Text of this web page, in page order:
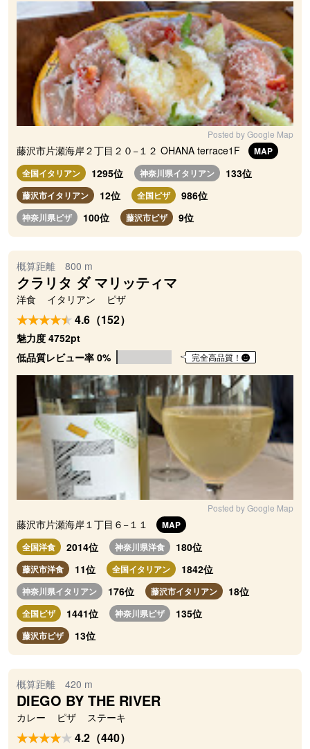
Posted by Google Map
藤沢市片瀬海岸２丁目２０−１２ OHANA terrace1F
MAP
全国イタリアン
1295位 神奈川県イタリアン 133位
藤沢市イタリアン 12位 全国ピザ 986位
神奈川県ピザ 100位 藤沢市ピザ 9位
概算距離 800 m
クラリタ ダ マリッティマ
洋食 イタリアン ピザ
4.6（152）
魅力度 4752pt
低品質レビュー率 0%
完全高品質！
Posted by Google Map
藤沢市片瀬海岸１丁目６−１１
MAP
全国洋食
2014位 神奈川県洋食 180位
藤沢市洋食 11位 全国イタリアン 1842位
神奈川県イタリアン 176位 藤沢市イタリアン 18位
全国ピザ 1441位 神奈川県ピザ 135位
藤沢市ピザ 13位
概算距離 420 m
DIEGO BY THE RIVER
カレー ピザ ステーキ
4.2（440）